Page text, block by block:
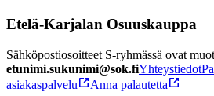
Etelä-Karjalan Osuuskauppa
Sähköpostiosoitteet S-ryhmässä ovat
etunimi.sukunimi@sok.fiYhteystiedot
asiakaspalvelu
Anna palautetta